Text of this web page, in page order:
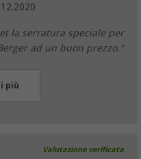
la serratura speciale per
ad un buon prezzo."
più
Valutazione verificata